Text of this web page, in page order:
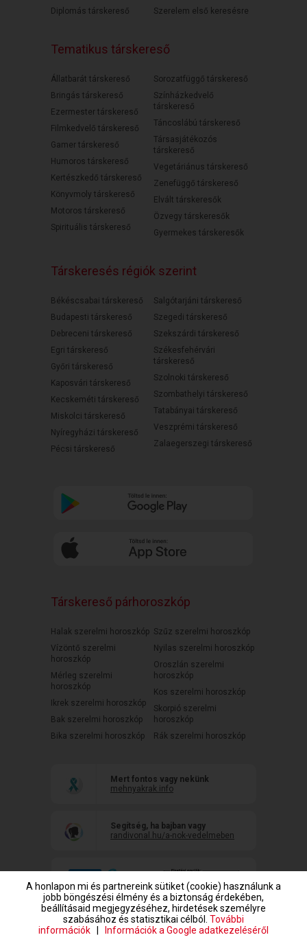
Diplomás társkereső
Szerelem első keresésre
Tematikus társkereső
Állatbarát társkereső
Bringás társkereső
Ezermester társkereső
Filmkedvelő társkereső
Gamer társkereső
Humoros társkereső
Kertészkedő társkereső
Könyvmoly társkereső
Motoros társkereső
Spirituális társkereső
Sorozatfüggő társkereső
Színházkedvelő
társkereső
Táncoslábú társkereső
Társasjátékozós
társkereső
Vegetáriánus társkereső
Zenefüggő társkereső
Elvált társkeresők
Özvegy társkeresők
Gyermekes társkeresők
Társkeresés régiók szerint
Békéscsabai társkereső
Budapesti társkereső
Debreceni társkereső
Egri társkereső
Győri társkereső
Kaposvári társkereső
Kecskeméti társkereső
Miskolci társkereső
Nyíregyházi társkereső
Pécsi társkereső
Salgótarjáni társkereső
Szegedi társkereső
Szekszárdi társkereső
Székesfehérvári
társkereső
Szolnoki társkereső
Szombathelyi társkereső
Tatabányai társkereső
Veszprémi társkereső
Zalaegerszegi társkereső
Társkereső párhoroszkóp
Halak szerelmi horoszkóp
Vízöntő szerelmi
horoszkóp
Mérleg szerelmi
horoszkóp
Ikrek szerelmi horoszkóp
Bak szerelmi horoszkóp
Bika szerelmi horoszkóp
Szűz szerelmi horoszkóp
Nyilas szerelmi horoszkóp
Oroszlán szerelmi
horoszkóp
Kos szerelmi horoszkóp
Skorpió szerelmi
horoszkóp
Rák szerelmi horoszkóp
Mert fontos vagy nekünk
mehnyakrak.info
Segítség, ha bajban vagy
randivonal.hu/a-nok-vedelmeben
A honlapon mi és partnereink sütiket (cookie) használunk a
jobb böngészési élmény és a biztonság érdekében,
beállításaid megjegyzéséhez, hirdetések személyre
szabásához és statisztikai célból. További
információk
Információk a Google adatkezeléséről